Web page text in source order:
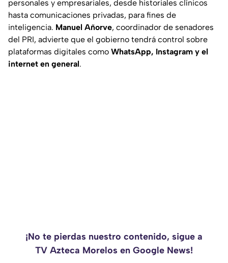
personales y empresariales, desde historiales clínicos
hasta comunicaciones privadas, para fines de
inteligencia. Manuel Añorve, coordinador de senadores
del PRI, advierte que el gobierno tendrá control sobre
plataformas digitales como WhatsApp, Instagram y el
internet en general.
¡No te pierdas nuestro contenido, sigue a
TV Azteca Morelos en Google News!